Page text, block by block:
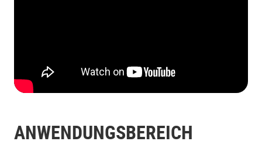
ANWENDUNGSBEREICH